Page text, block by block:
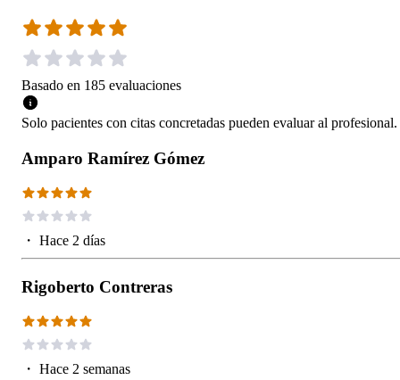
Basado en 185 evaluaciones
Solo pacientes con citas concretadas pueden evaluar al profesional.
Amparo Ramírez Gómez
・ Hace 2 días
Rigoberto Contreras
・ Hace 2 semanas